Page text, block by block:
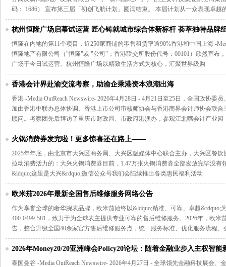
码： 1686） 宣布第三届「初创飞航计划」圆满结束。 本届计划从一众表现卓越
杭州恒隆广场启幕试运营 匠心铸就城市综合体新标杆 荟萃独特品牌
恒隆在内地的第11个项目，近250家商铺的零售租赁率逾90%香港和中国上海 -
恒隆地产有限公司（"恒隆"或 "公司"；香港联交所股份代号：00101）欣然宣布
广场于今日试运营。杭州恒隆广场以精致生活方式为核心，汇聚世界级购
香港会计界赴渝交流考察，助渝企乘港资本浪潮出海
香港 -Media OutReach Newswire- 2026年4月28日 - 4月21日至25日，全国政协委
加由香港中联办总体协调、香港上市公司审核师协会与香港商界会计师协会联
顾问。考察团先后拜访了重庆市财政局、市政府港澳办，参观江北嘴会计产业园
火锅消费券发完啦！更多惊喜还在路上——
2025年年底，由北京市大兴区商务局、大兴区融媒体中心联合主办，大兴区餐
拉动消费活力的：大兴火锅消费券目前，1.47万张火锅消费券全部发放完毕没有
&ldquo;这里是大兴&rdquo;微信公众号我们会陆续推出各类惠民福利活动
欧米茄2026年最新全国售后维修服务网络公告
作为享誉全球的奢华腕表品牌，欧米茄始终以&ldquo;精准、可靠、卓越&rdquo;
400-0499-581，致力于为全球表主提供专业可靠的售后维修服务。2026年，欧
告，整合升级全国40余家官方售后维修服务点，统一服务标准、优化服务流程、
2026年Money20/20亚洲峰会Policy20论坛：随着金融业步入主权智
吁共同创造
泰国曼谷 -Media OutReach Newswire- 2026年4月27日 - 全球领先金融科技展会、